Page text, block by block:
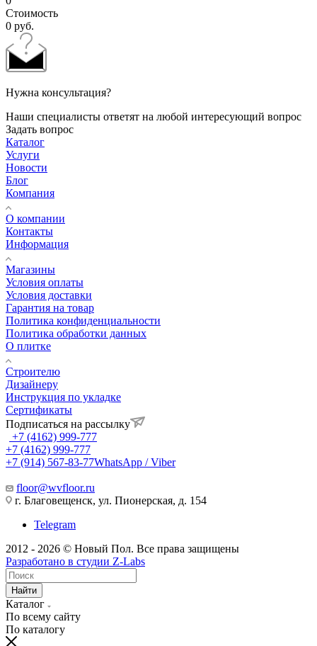
Стоимость
0 руб.
Нужна консультация?
Наши специалисты ответят на любой интересующий вопрос
Задать вопрос
Каталог
Услуги
Новости
Блог
Компания
О компании
Контакты
Информация
Магазины
Условия оплаты
Условия доставки
Гарантия на товар
Политика конфиденциальности
Политика обработки данных
О плитке
Строителю
Дизайнеру
Инструкция по укладке
Сертификаты
Подписаться на рассылку
+7 (4162) 999-777
+7 (4162) 999-777
+7 (914) 567-83-77WhatsApp / Viber
floor@wvfloor.ru
г. Благовещенск, ул. Пионерская, д. 154
Telegram
2012 - 2026 © Новый Пол. Все права защищены
Разработано в студии Z-Labs
Найти
Каталог
По всему сайту
По каталогу